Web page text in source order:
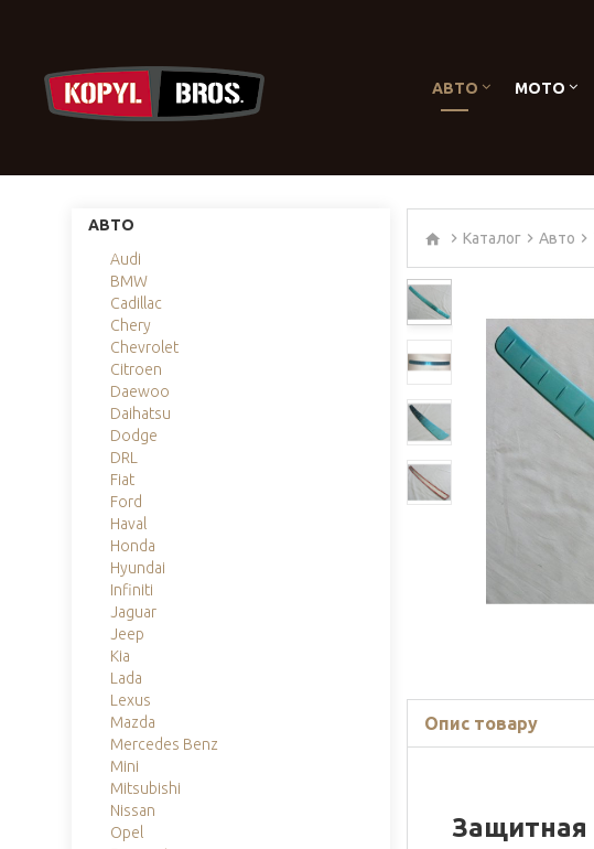
АВТО МОТО
АВТО
Audi
BMW
Cadillac
Chery
Chevrolet
Citroen
Daewoo
Daihatsu
Dodge
DRL
Fiat
Ford
Haval
Honda
Hyundai
Infiniti
Jaguar
Jeep
Kia
Lada
Lexus
Mazda
Mercedes Benz
Mini
Mitsubishi
Nissan
Opel
Каталог Авто
Опис товару
Защитная